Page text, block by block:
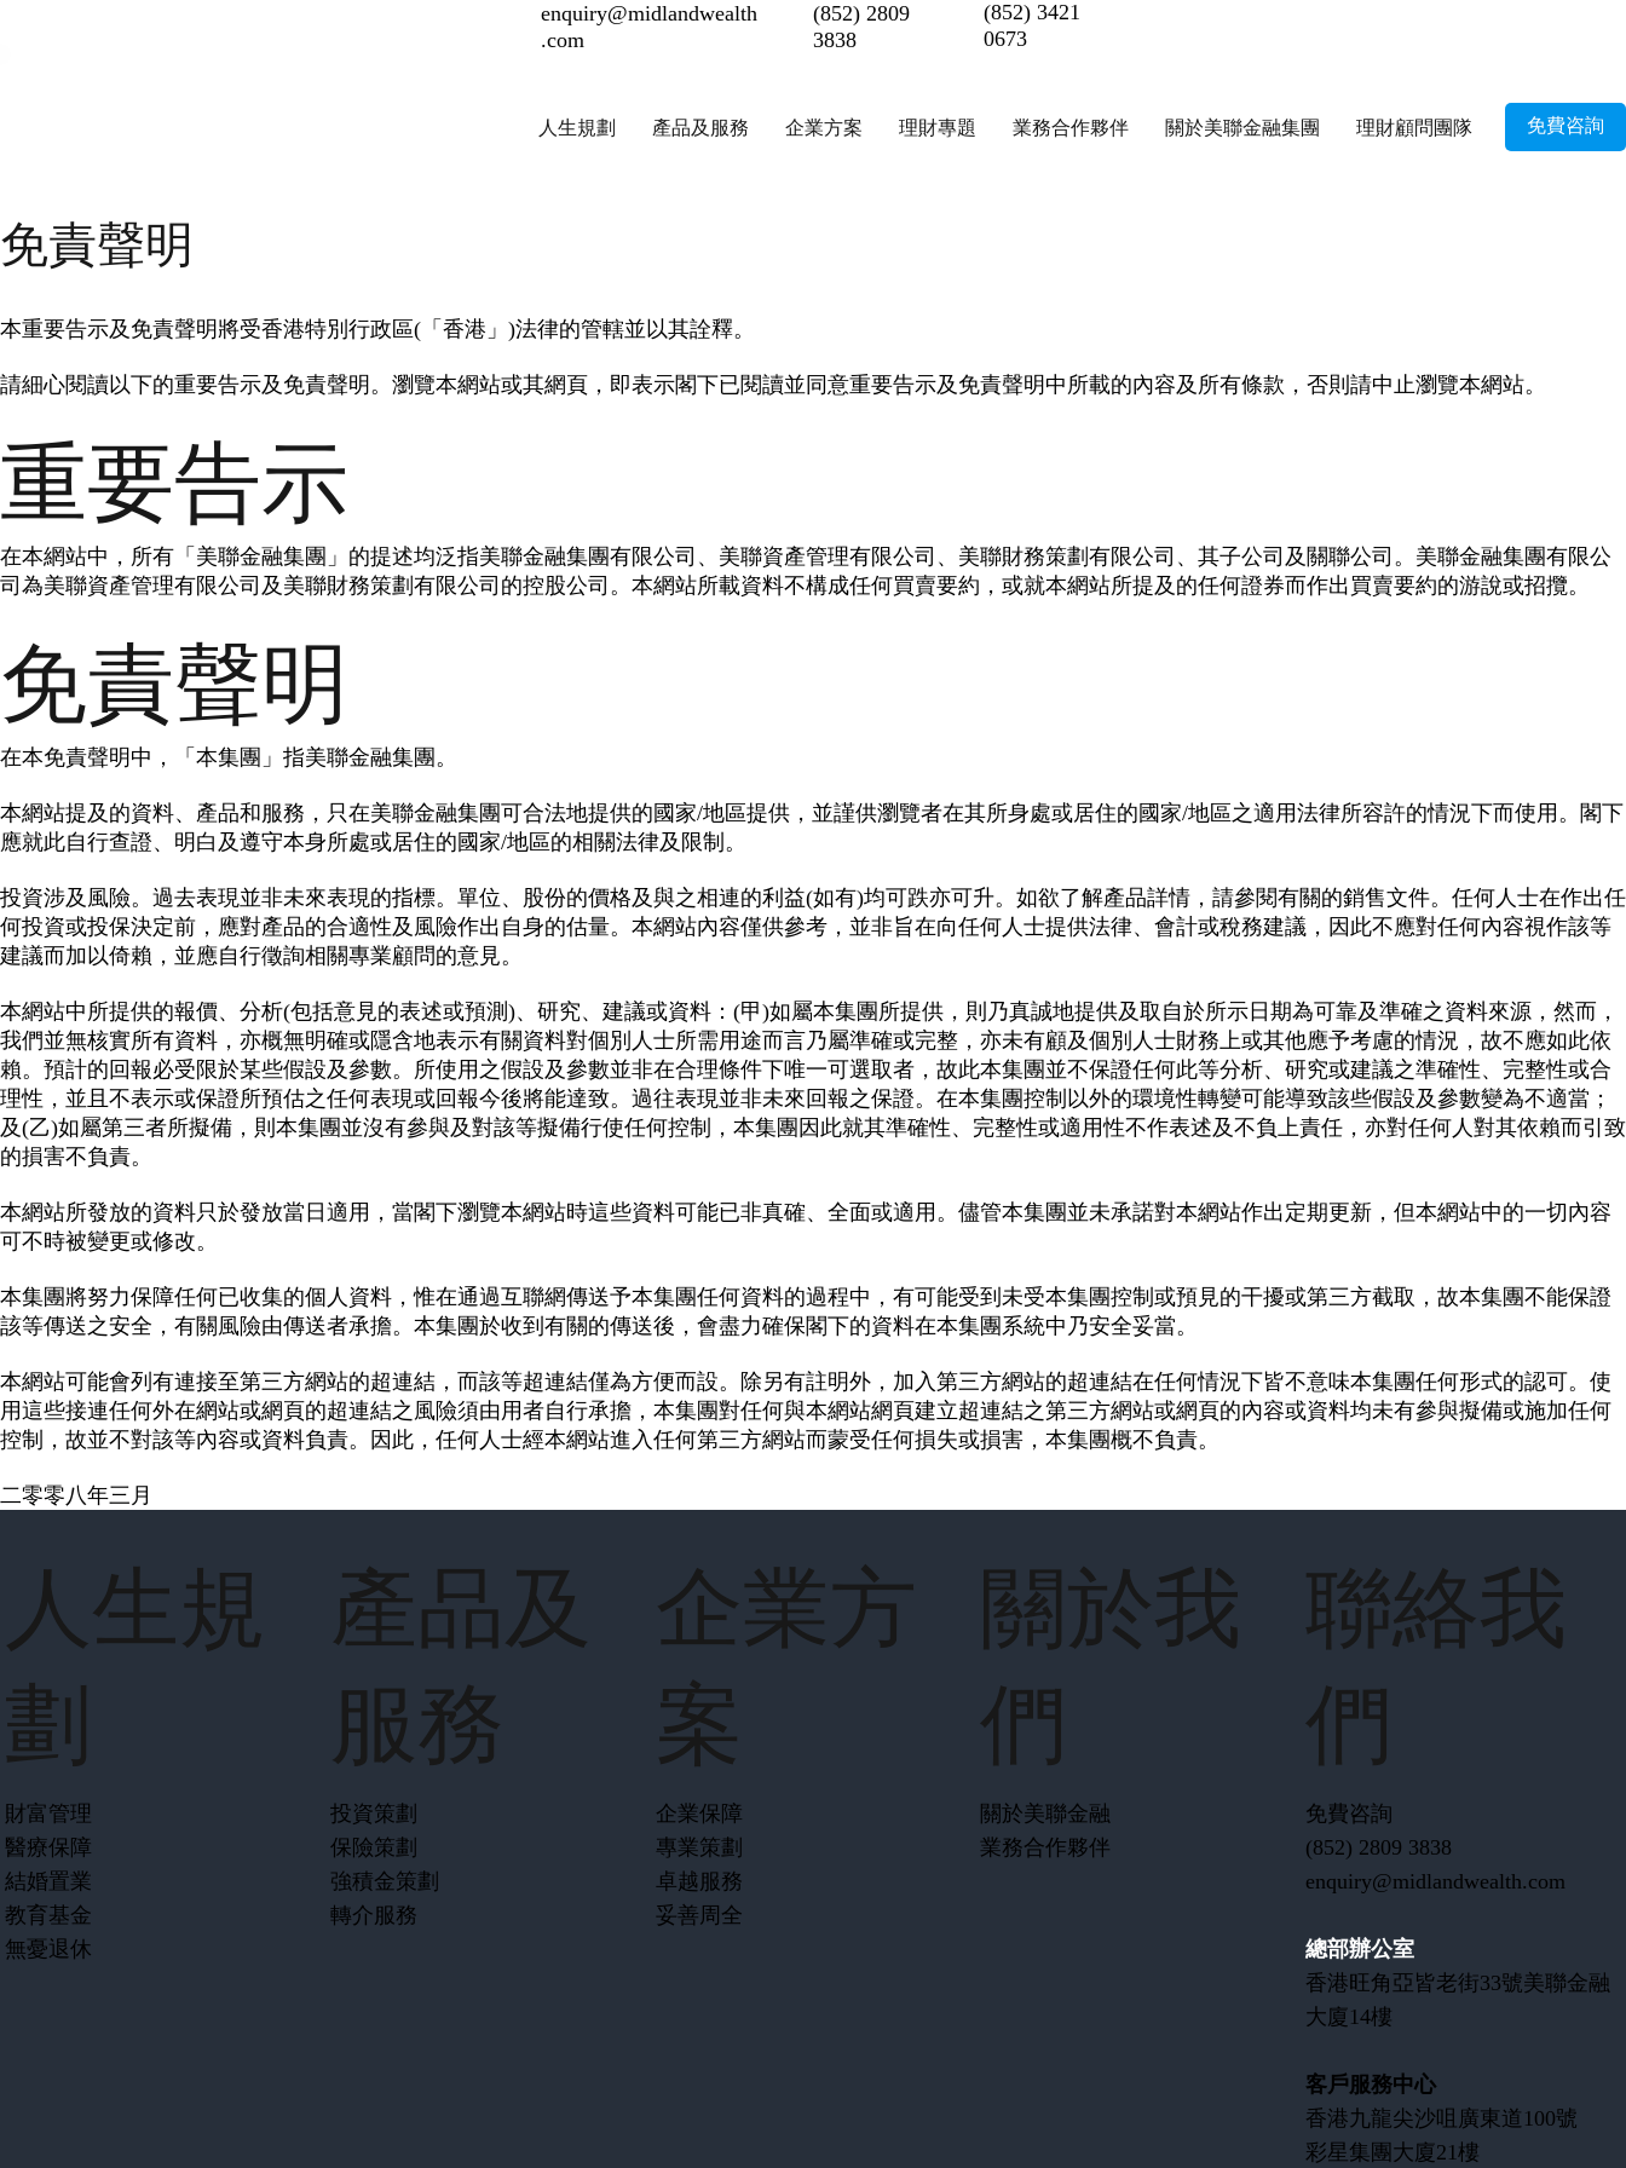
免費咨詢
人生規劃 產品及服務 企業方案 理財專題 業務合作夥伴 關於美聯金融集團 理財顧問團隊
(852) 3421
0673
(852) 2809
3838
enquiry@midlandwealth
.com
免責聲明
本重要告示及免責聲明將受香港特別行政區(「香港」)法律的管轄並以其詮釋。
請細心閱讀以下的重要告示及免責聲明。瀏覽本網站或其網頁，即表示閣下已閱讀並同意重要告示及免責聲明中所載的內容及所有條款，否則請中止瀏覽本網站。
重要告示
在本網站中，所有「美聯金融集團」的提述均泛指美聯金融集團有限公司、美聯資產管理有限公司、美聯財務策劃有限公司、其子公司及關聯公司。美聯金融集團有限公
司為美聯資產管理有限公司及美聯財務策劃有限公司的控股公司。本網站所載資料不構成任何買賣要約，或就本網站所提及的任何證券而作出買賣要約的游說或招攬。
免責聲明
在本免責聲明中，「本集團」指美聯金融集團。
本網站提及的資料、產品和服務，只在美聯金融集團可合法地提供的國家/地區提供，並謹供瀏覽者在其所身處或居住的國家/地區之適用法律所容許的情況下而使用。閣下
應就此自行查證、明白及遵守本身所處或居住的國家/地區的相關法律及限制。
投資涉及風險。過去表現並非未來表現的指標。單位、股份的價格及與之相連的利益(如有)均可跌亦可升。如欲了解產品詳情，請參閱有關的銷售文件。任何人士在作出任
何投資或投保決定前，應對產品的合適性及風險作出自身的估量。本網站內容僅供參考，並非旨在向任何人士提供法律、會計或稅務建議，因此不應對任何內容視作該等
建議而加以倚賴，並應自行徵詢相關專業顧問的意見。
本網站中所提供的報價、分析(包括意見的表述或預測)、研究、建議或資料：(甲)如屬本集團所提供，則乃真誠地提供及取自於所示日期為可靠及準確之資料來源，然而，
我們並無核實所有資料，亦概無明確或隱含地表示有關資料對個別人士所需用途而言乃屬準確或完整，亦未有顧及個別人士財務上或其他應予考慮的情況，故不應如此依
賴。預計的回報必受限於某些假設及參數。所使用之假設及參數並非在合理條件下唯一可選取者，故此本集團並不保證任何此等分析、研究或建議之準確性、完整性或合
理性，並且不表示或保證所預估之任何表現或回報今後將能達致。過往表現並非未來回報之保證。在本集團控制以外的環境性轉變可能導致該些假設及參數變為不適當；
及(乙)如屬第三者所擬備，則本集團並沒有參與及對該等擬備行使任何控制，本集團因此就其準確性、完整性或適用性不作表述及不負上責任，亦對任何人對其依賴而引致
的損害不負責。
本網站所發放的資料只於發放當日適用，當閣下瀏覽本網站時這些資料可能已非真確、全面或適用。儘管本集團並未承諾對本網站作出定期更新，但本網站中的一切內容
可不時被變更或修改。
本集團將努力保障任何已收集的個人資料，惟在通過互聯網傳送予本集團任何資料的過程中，有可能受到未受本集團控制或預見的干擾或第三方截取，故本集團不能保證
該等傳送之安全，有關風險由傳送者承擔。本集團於收到有關的傳送後，會盡力確保閣下的資料在本集團系統中乃安全妥當。
本網站可能會列有連接至第三方網站的超連結，而該等超連結僅為方便而設。除另有註明外，加入第三方網站的超連結在任何情況下皆不意味本集團任何形式的認可。使
用這些接連任何外在網站或網頁的超連結之風險須由用者自行承擔，本集團對任何與本網站網頁建立超連結之第三方網站或網頁的內容或資料均未有參與擬備或施加任何
控制，故並不對該等內容或資料負責。因此，任何人士經本網站進入任何第三方網站而蒙受任何損失或損害，本集團概不負責。
二零零八年三月
人生規
劃
財富管理
醫療保障
結婚置業
教育基金
無憂退休
產品及
服務
投資策劃
保險策劃
強積金策劃
轉介服務
企業方
案
企業保障
專業策劃
卓越服務
妥善周全
關於我
們
關於美聯金融
業務合作夥伴
聯絡我
們
免費咨詢
(852) 2809 3838
enquiry@midlandwealth.com
總部辦公室
香港旺角亞皆老街33號美聯金融
大廈14樓
客戶服務中心
​香港九龍尖沙咀廣東道100號
彩星集團大廈21樓